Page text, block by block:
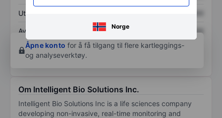
Norge
Utbytte per aksje
Avkastning på
egenkapital
XXXXXXX
XXXXXXX
Åpne konto for å få tilgang til flere kartleggings-
og analyseverktøy.
Om Intelligent Bio Solutions Inc.
Intelligent Bio Solutions Inc is a life sciences company
developing non-invasive, real-time monitoring and